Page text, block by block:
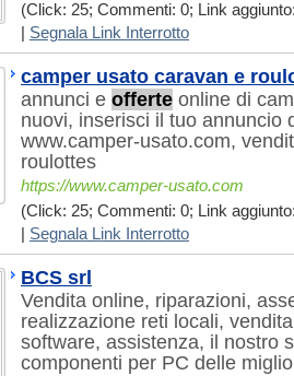
(Click: 25; Commenti: 0; Link
Segnala Link Interrotto
camper usato caravan e
annunci e offerte online di
nuovi, inserisci il tuo annuncio
www.camper-usato.com,
roulottes
https://www.camper-usato.com
(Click: 25; Commenti: 0; Link
Segnala Link Interrotto
BCS srl
Vendita online, riparazioni,
realizzazione reti locali,
software, assistenza, il nostro
componenti per PC delle